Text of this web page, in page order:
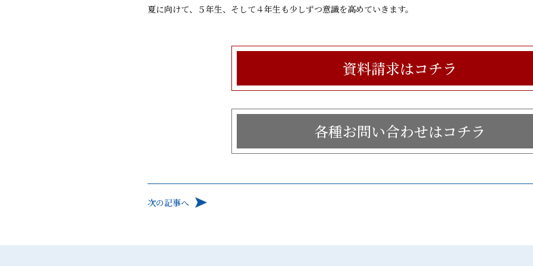
夏に向けて、５年生、そして４年生も少しずつ意識を高めていきます。
資料請求はコチラ
各種お問い合わせはコチラ
次の記事へ